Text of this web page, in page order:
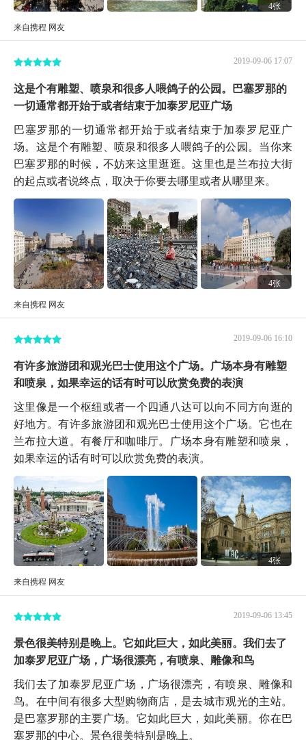
4张
来自携程 网友
2019-09-06 17:07
这是个有雕塑、喷泉和很多人喂鸽子的公园。巴塞罗那的
一切通常都开始于或者结束于加泰罗尼亚广场
巴塞罗那的一切通常都开始于或者结束于加泰罗尼亚广
场。这是个有雕塑、喷泉和很多人喂鸽子的公园。当你来
巴塞罗那的时候，不妨来这里逛逛。这里也是兰布拉大街
的起点或者说终点，取决于你要去哪里或者从哪里来。
4张
来自携程 网友
2019-09-06 16:10
有许多旅游团和观光巴士使用这个广场。广场本身有雕塑
和喷泉，如果幸运的话有时可以欣赏免费的表演
这里像是一个枢纽或者一个四通八达可以向不同方向逛的
好地方。有许多旅游团和观光巴士使用这个广场。它也在
兰布拉大道。有餐厅和咖啡厅。广场本身有雕塑和喷泉，
如果幸运的话有时可以欣赏免费的表演。
4张
来自携程 网友
2019-09-06 13:45
景色很美特别是晚上。它如此巨大，如此美丽。我们去了
加泰罗尼亚广场，广场很漂亮，有喷泉、雕像和鸟
我们去了加泰罗尼亚广场，广场很漂亮，有喷泉、雕像和
鸟。在中间有很多大型购物商店，是去城市观光的主站。
是巴塞罗那的主要广场。它如此巨大，如此美丽。你在巴
塞罗那的中心。景色很美特别是晚上。